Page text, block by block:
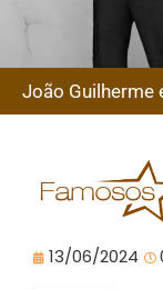
João Guilherme
13/06/2024